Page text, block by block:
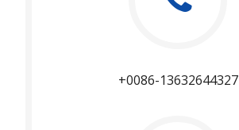
+0086-13632644327